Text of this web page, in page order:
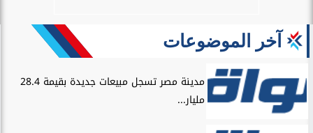
آخر الموضوعات
مدينة مصر تسجل مبيعات جديدة بقيمة 28.4
مليار...